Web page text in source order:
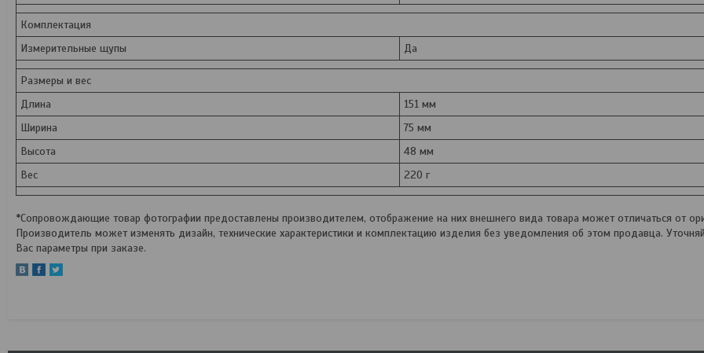
Комплектация
Измерительные щупы
Да
Размеры и вес
Длина
151 мм
Ширина
75 мм
Высота
48 мм
Вес
220 г
*Сопровождающие товар фотографии предоставлены производителем, отображение на них внешнего вида товара может отличаться от
Производитель может изменять дизайн, технические характеристики и комплектацию изделия без уведомления об этом продавца.
Вас параметры при заказе.